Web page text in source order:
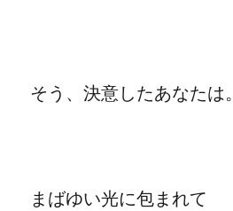
そう、決意したあなたは。
まばゆい光に包まれて